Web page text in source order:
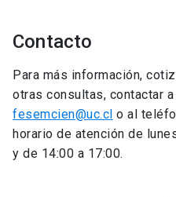
Contacto
Para más información,
otras consultas, contactar
fesemcien@uc.cl o al
horario de atención de
y de 14:00 a 17:00.